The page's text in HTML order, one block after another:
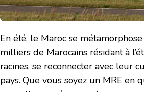
En été, le Maroc se
milliers de Marocains résidant à
racines, se reconnecter avec leur
pays. Que vous soyez un MRE